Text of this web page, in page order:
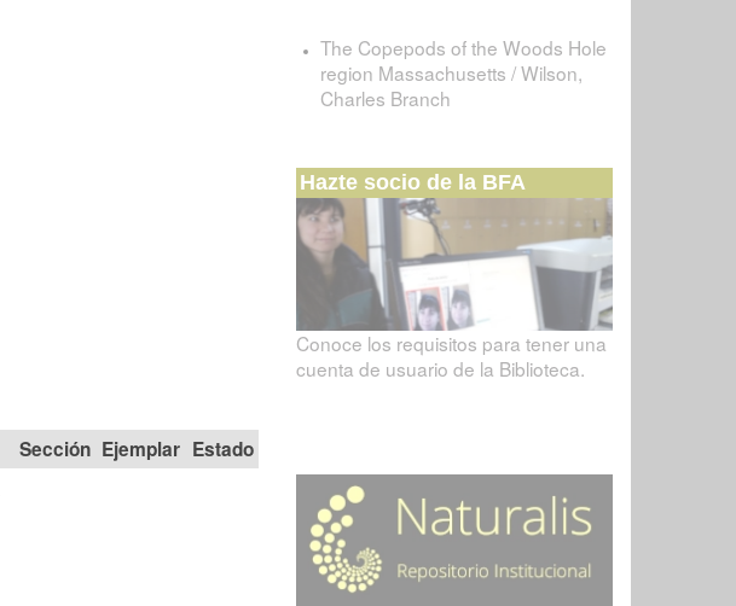
Sección
Estado
The Copepods of the Woods Hole
region Massachusetts / Wilson,
Charles Branch
Hazte socio de la BFA
Conoce los requisitos para tener una
cuenta de usuario de la Biblioteca.